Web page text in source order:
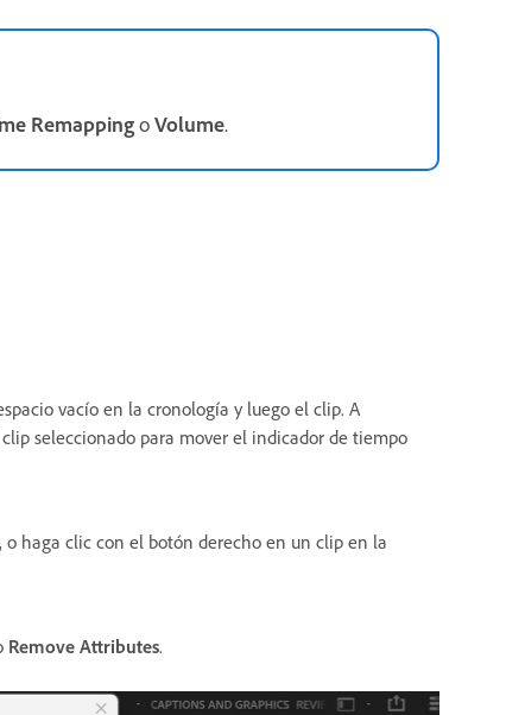
RemappingoVolume.
vacío en la cronología y luego el clip. A
seleccionado para mover el indicador de tiempo
, o haga clic con el botón derecho en un clip en la
Remove Attributes.